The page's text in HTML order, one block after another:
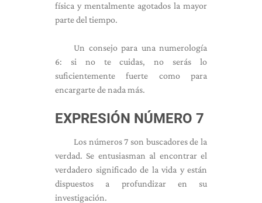
física y mentalmente agotados la mayor
parte del tiempo.
Un consejo para una numerología
6: si no te cuidas, no serás lo
suficientemente fuerte como para
encargarte de nada más.
EXPRESIÓN NÚMERO 7
Los números 7 son buscadores de la
verdad. Se entusiasman al encontrar el
verdadero significado de la vida y están
dispuestos a profundizar en su
investigación.